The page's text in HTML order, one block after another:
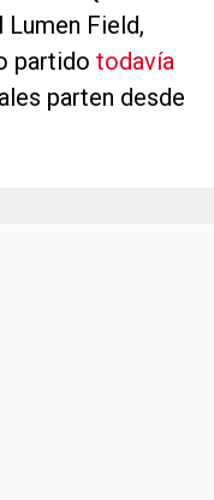
Lumen Field,
partido todavía
parten desde